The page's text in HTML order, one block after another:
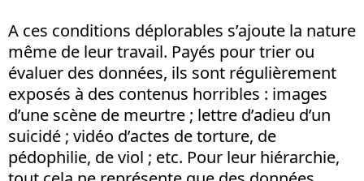
A ces conditions déplorables s’ajoute la nature
même de leur travail. Payés pour trier ou
évaluer des données, ils sont régulièrement
exposés à des contenus horribles : images
d’une scène de meurtre ; lettre d’adieu d’un
suicidé ; vidéo d’actes de torture, de
pédophilie, de viol ; etc. Pour leur hiérarchie,